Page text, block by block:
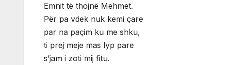
Emnit të thojnë Mehmet.
Për pa vdek nuk kemi çare
par na paçim ku me shku,
ti prej meje mas lyp pare
s’jam i zoti mij fitu.